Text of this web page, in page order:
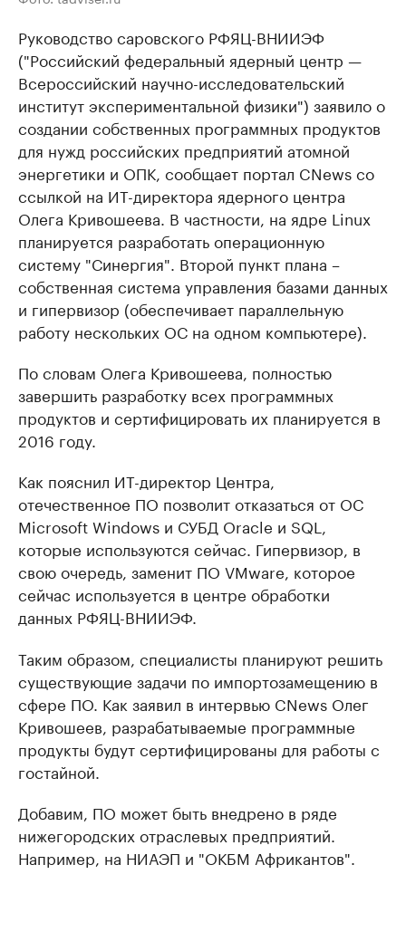
Руководство саровского РФЯЦ-ВНИИЭФ
("Российский федеральный ядерный центр —
Всероссийский научно-исследовательский
институт экспериментальной физики") заявило о
создании собственных программных продуктов
для нужд российских предприятий атомной
энергетики и ОПК, сообщает портал CNews со
ссылкой на ИТ-директора ядерного центра
Олега Кривошеева. В частности, на ядре Linux
планируется разработать операционную
систему "Синергия". Второй пункт плана –
собственная система управления базами данных
и гипервизор (обеспечивает параллельную
работу нескольких ОС на одном компьютере).
По словам Олега Кривошеева, полностью
завершить разработку всех программных
продуктов и сертифицировать их планируется в
2016 году.
Как пояснил ИТ-директор Центра,
отечественное ПО позволит отказаться от ОС
Microsoft Windows и СУБД Oracle и SQL,
которые используются сейчас. Гипервизор, в
свою очередь, заменит ПО VMware, которое
сейчас используется в центре обработки
данных РФЯЦ-ВНИИЭФ.
Таким образом, специалисты планируют решить
существующие задачи по импортозамещению в
сфере ПО. Как заявил в интервью CNews Олег
Кривошеев, разрабатываемые программные
продукты будут сертифицированы для работы с
гостайной.
Добавим, ПО может быть внедрено в ряде
нижегородских отраслевых предприятий.
Например, на НИАЭП и "ОКБМ Африкантов".